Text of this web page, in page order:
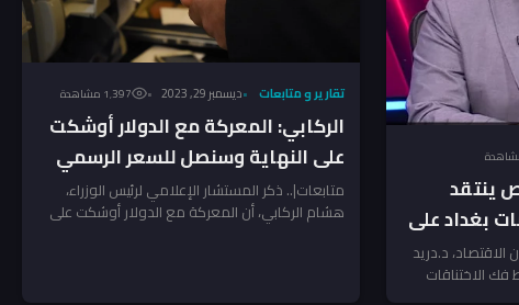
ينتقد
بغداد على
د.دريد
فك الاختناقات
تقارير و متابعات ديسمبر 29, 2023 1٬397 مشاهدة
الركابي: المعركة مع الدولار أوشكت
على النهاية وسنصل للسعر الرسمي
قريباً
متابعات|.. ذكر المستشار الإعلامي لرئيس الوزراء،
هشام الركابي، أن المعركة مع الدولار أوشكت على